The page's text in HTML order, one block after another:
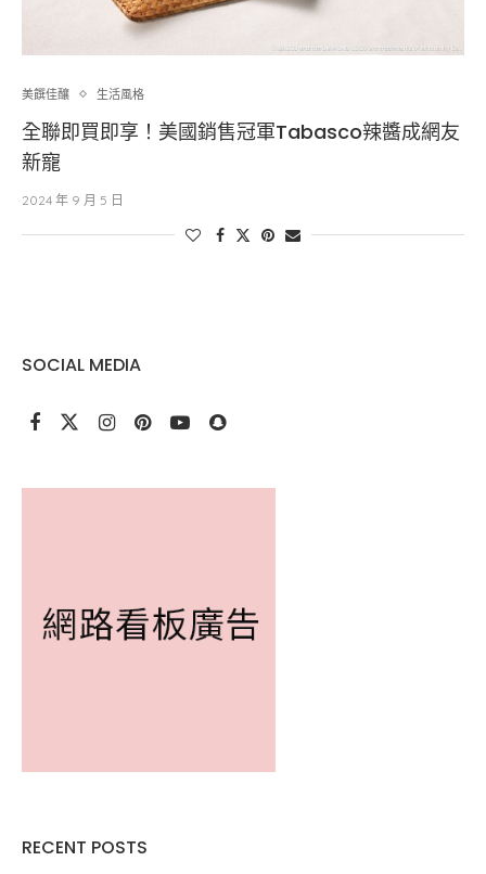
美饌佳釀 生活風格
全聯即買即享！美國銷售冠軍Tabasco辣醬成網友
新寵
2024 年 9 月 5 日
SOCIAL MEDIA
RECENT POSTS